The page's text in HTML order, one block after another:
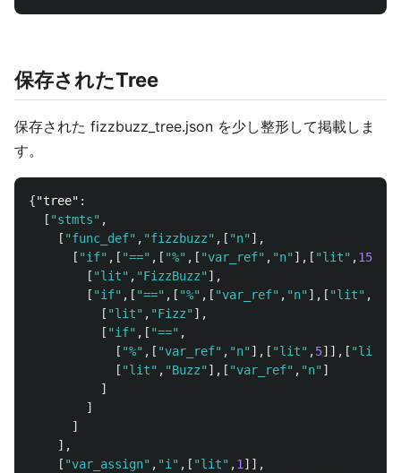
保存されたTree
保存された fizzbuzz_tree.json を少し整形して掲載しま
す。
{"tree" :
[ "stmts" ,
[ "func_def" , "fizzbuzz" ,[ "n" ],
[ "if" ,[ "==" ,[ "%" ,[ "var_ref" , "n" ],[ "lit" ,15
[ "lit" , "FizzBuzz" ],
[ "if" ,[ "==" ,[ "%" ,[ "var_ref" , "n" ],[ "lit" ,
[ "lit" , "Fizz" ],
[ "if" ,[ "==" ,
[ "%" ,[ "var_ref" , "n" ],[ "lit" ,5]],[ "lit"
[ "lit" , "Buzz" ],[ "var_ref" , "n" ]
]
]
]
],
[ "var_assign" , "i" ,[ "lit" ,1 ]],